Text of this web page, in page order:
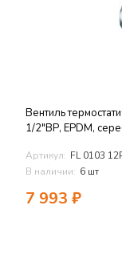
Вентиль
1/2"ВР, EPDM,
Артикул: FL 0103
В наличии: 6 шт
7 993 ₽